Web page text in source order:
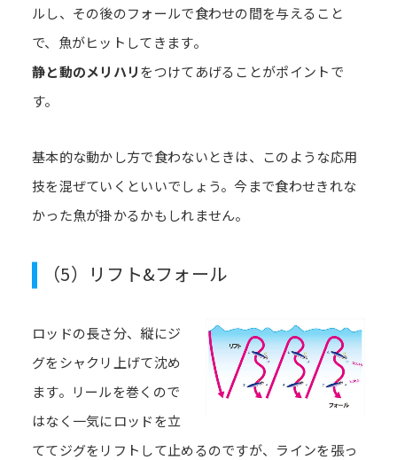
ルし、その後のフォールで食わせの間を与えること
で、魚がヒットしてきます。
静と動のメリハリをつけてあげることがポイントで
す。
基本的な動かし方で食わないときは、このような応用
技を混ぜていくといいでしょう。今まで食わせきれな
かった魚が掛かるかもしれません。
（5）リフト&フォール
ロッドの長さ分、縦にジ
グをシャクリ上げて沈め
ます。リールを巻くので
はなく一気にロッドを立
ててジグをリフトして止めるのですが、ラインを張っ